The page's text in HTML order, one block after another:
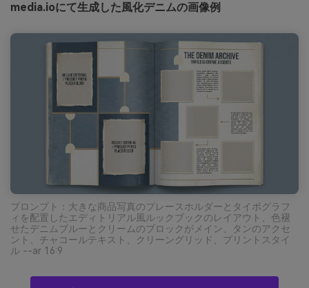
media.ioにて生成した風化デニムの画像例
プロンプト：大きな商品写真のプレースホルダーとタイポグラフ
ィを配置したエディトリアル風ルックブックのレイアウト、色褪
せたデニムブルーとクリームのブロックがメイン、タンのアクセ
ント、チャコールテキスト、クリーングリッド、プリントスタイ
ル --ar 16:9